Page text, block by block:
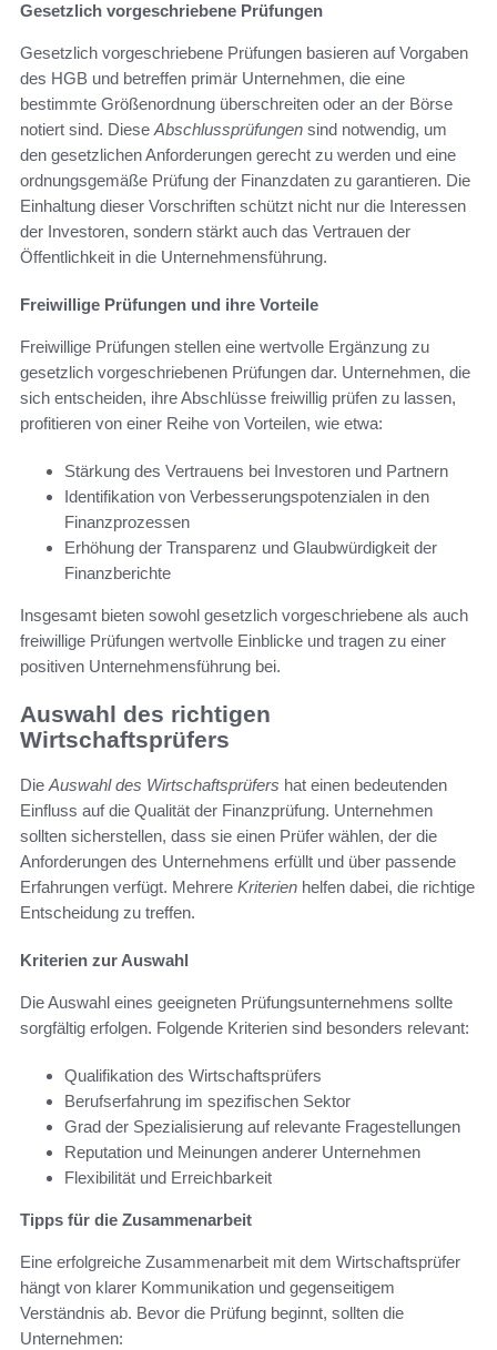
Gesetzlich vorgeschriebene Prüfungen
Gesetzlich vorgeschriebene Prüfungen basieren auf Vorgaben
des HGB und betreffen primär Unternehmen, die eine
bestimmte Größenordnung überschreiten oder an der Börse
notiert sind. DieseAbschlussprüfungen sind notwendig, um
den gesetzlichen Anforderungen gerecht zu werden und eine
ordnungsgemäße Prüfung der Finanzdaten zu garantieren. Die
Einhaltung dieser Vorschriften schützt nicht nur die Interessen
der Investoren, sondern stärkt auch das Vertrauen der
Öffentlichkeit in die Unternehmensführung.
Freiwillige Prüfungen und ihre Vorteile
Freiwillige Prüfungen stellen eine wertvolle Ergänzung zu
gesetzlich vorgeschriebenen Prüfungen dar. Unternehmen, die
sich entscheiden, ihre Abschlüsse freiwillig prüfen zu lassen,
profitieren von einer Reihe von Vorteilen, wie etwa:
Stärkung des Vertrauens bei Investoren und Partnern
Identifikation von Verbesserungspotenzialen in den
Finanzprozessen
Erhöhung der Transparenz und Glaubwürdigkeit der
Finanzberichte
Insgesamt bieten sowohl gesetzlich vorgeschriebene als auch
freiwillige Prüfungen wertvolle Einblicke und tragen zu einer
positiven Unternehmensführung bei.
Auswahl des richtigen
Wirtschaftsprüfers
Die Auswahl des Wirtschaftsprüfers hat einen bedeutenden
Einfluss auf die Qualität der Finanzprüfung. Unternehmen
sollten sicherstellen, dass sie einen Prüfer wählen, der die
Anforderungen des Unternehmens erfüllt und über passende
Erfahrungen verfügt. Mehrere Kriterien helfen dabei, die richtige
Entscheidung zu treffen.
Kriterien zur Auswahl
Die Auswahl eines geeigneten Prüfungsunternehmens sollte
sorgfältig erfolgen. Folgende Kriterien sind besonders relevant:
Qualifikation des Wirtschaftsprüfers
Berufserfahrung im spezifischen Sektor
Grad der Spezialisierung auf relevante Fragestellungen
Reputation und Meinungen anderer Unternehmen
Flexibilität und Erreichbarkeit
Tipps für die Zusammenarbeit
Eine erfolgreiche Zusammenarbeit mit dem Wirtschaftsprüfer
hängt von klarer Kommunikation und gegenseitigem
Verständnis ab. Bevor die Prüfung beginnt, sollten die
Unternehmen: